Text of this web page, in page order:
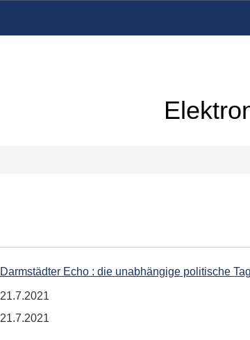
Darmstädter Echo : die unabhängige politische
21.7.2021
21.7.2021